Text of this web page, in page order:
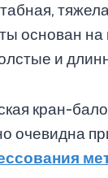
основан
и
кран-
очевидна